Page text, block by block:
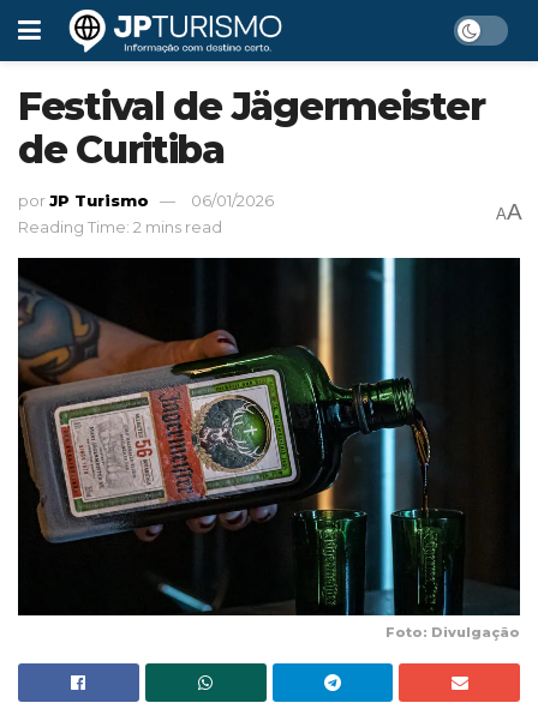
Festival de Jägermeister
de Curitiba
porJP Turismo
06/01/2026
Reading Time: 2 mins read
AA
Foto: Divulgação